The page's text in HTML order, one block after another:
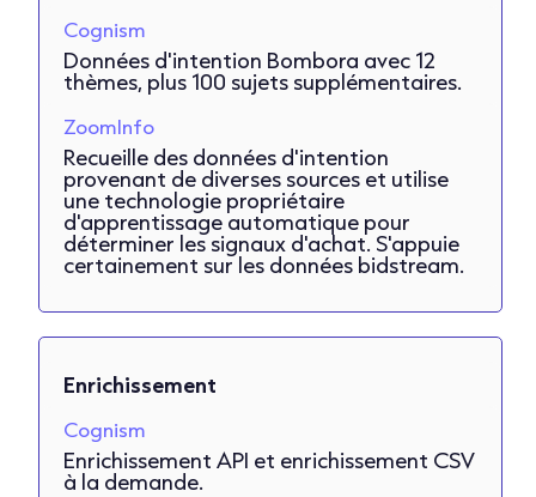
Cognism
Données d'intention Bombora avec 12
thèmes, plus 100 sujets supplémentaires.
ZoomInfo
Recueille des données d'intention
provenant de diverses sources et utilise
une technologie propriétaire
d'apprentissage automatique pour
déterminer les signaux d'achat. S'appuie
certainement sur les données bidstream.
Enrichissement
Cognism
Enrichissement API et enrichissement CSV
à la demande.